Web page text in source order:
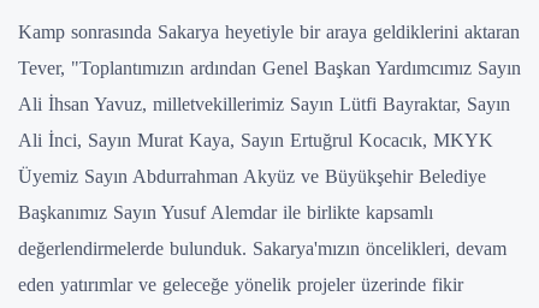
Kamp sonrasında Sakarya heyetiyle bir araya geldiklerini aktaran
Tever, "Toplantımızın ardından Genel Başkan Yardımcımız Sayın
Ali İhsan Yavuz, milletvekillerimiz Sayın Lütfi Bayraktar, Sayın
Ali İnci, Sayın Murat Kaya, Sayın Ertuğrul Kocacık, MKYK
Üyemiz Sayın Abdurrahman Akyüz ve Büyükşehir Belediye
Başkanımız Sayın Yusuf Alemdar ile birlikte kapsamlı
değerlendirmelerde bulunduk. Sakarya'mızın öncelikleri, devam
eden yatırımlar ve geleceğe yönelik projeler üzerinde fikir